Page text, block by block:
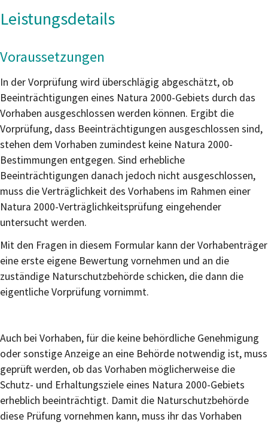
Leistungsdetails
Voraussetzungen
In der Vorprüfung wird überschlägig abgeschätzt, ob
Beeinträchtigungen eines Natura 2000-Gebiets durch das
Vorhaben ausgeschlossen werden können. Ergibt die
Vorprüfung, dass Beeinträchtigungen ausgeschlossen sind,
stehen dem Vorhaben zumindest keine Natura 2000-
Bestimmungen entgegen. Sind erhebliche
Beeinträchtigungen danach jedoch nicht ausgeschlossen,
muss die Verträglichkeit des Vorhabens im Rahmen einer
Natura 2000-Verträglichkeitsprüfung eingehender
untersucht werden.
Mit den Fragen in diesem Formular kann der Vorhabenträger
eine erste eigene Bewertung vornehmen und an die
zuständige Naturschutzbehörde schicken, die dann die
eigentliche Vorprüfung vornimmt.
Auch bei Vorhaben, für die keine behördliche Genehmigung
oder sonstige Anzeige an eine Behörde notwendig ist, muss
geprüft werden, ob das Vorhaben möglicherweise die
Schutz- und Erhaltungsziele eines Natura 2000-Gebiets
erheblich beeinträchtigt. Damit die Naturschutzbehörde
diese Prüfung vornehmen kann, muss ihr das Vorhaben